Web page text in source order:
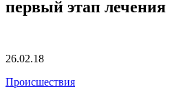
первый этап лечения
26.02.18
Происшествия